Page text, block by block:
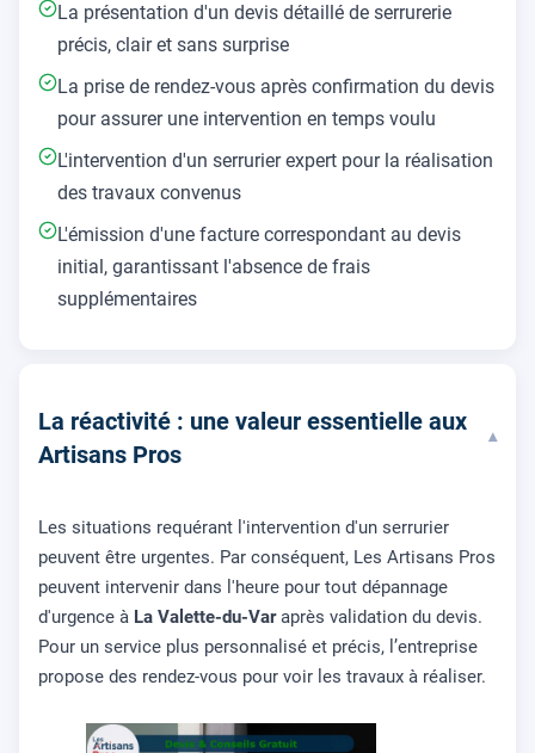
La présentation d'un devis détaillé de serrurerie
précis, clair et sans surprise
La prise de rendez-vous après confirmation du devis
pour assurer une intervention en temps voulu
L'intervention d'un serrurier expert pour la réalisation
des travaux convenus
L'émission d'une facture correspondant au devis
initial, garantissant l'absence de frais
supplémentaires
La réactivité : une valeur essentielle aux
Artisans Pros
▾
Les situations requérant l'intervention d'un serrurier
peuvent être urgentes. Par conséquent, Les Artisans Pros
peuvent intervenir dans l'heure pour tout dépannage
d'urgence à La Valette-du-Varaprès validation du devis.
Pour un service plus personnalisé et précis, l’entreprise
propose des rendez-vous pour voir les travaux à réaliser.